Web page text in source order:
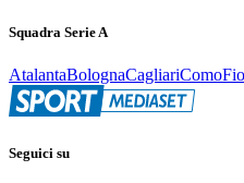
Squadra Serie A
AtalantaBolognaCagliariComo
Seguici su